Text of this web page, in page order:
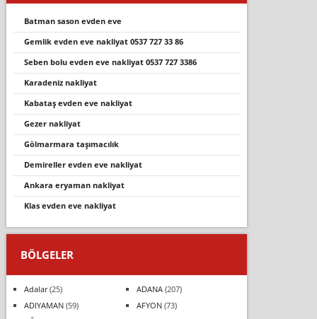
batman sason evden eve
gemli̇k evden eve nakli̇yat 0537 727 33 86
seben bolu evden eve nakli̇yat 0537 727 3386
karadeniz nakliyat
kabataş evden eve nakli̇yat
gezer nakliyat
gölmarmara taşimacilik
demireller evden eve nakliyat
ankara eryaman nakliyat
klas evden eve nakliyat
BÖLGELER
Adalar(25) ADANA(207)
ADIYAMAN(59) AFYON(73)